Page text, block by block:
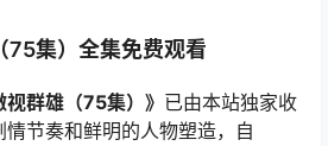
75集）全集免费观看
视群雄（75集）》 已由本站独家收
节奏和鲜明的人物塑造，自